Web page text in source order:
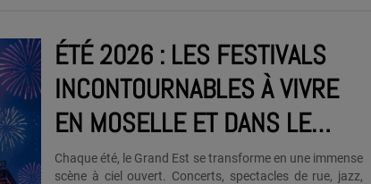
ÉTÉ 2026 : LES FESTIVALS
INCONTOURNABLES À VIVRE
EN MOSELLE ET DANS LE
GRAND EST
Chaque été, le Grand Est se transforme en une immense
scène à ciel ouvert. Concerts, spectacles de rue, jazz,